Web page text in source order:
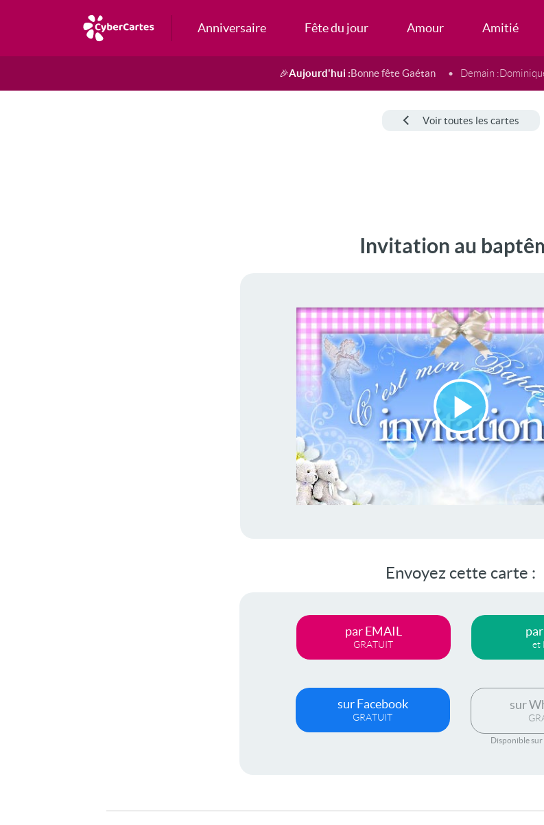
Anniversaire Fête du jour Amour Amitié
🎉Aujourd'hui :Bonne fête Gaétan Demain :
Voir toutes les cartes
Invitation au
Lire
la
Envoyez cette carte :
par EMAIL
GRATUIT et
sur Facebook
GRATUIT
sur
Disponible